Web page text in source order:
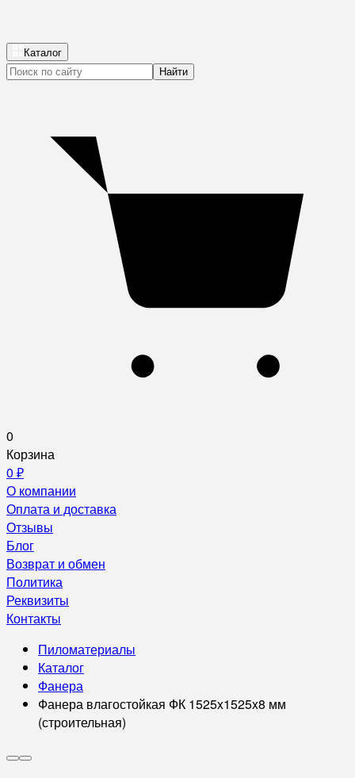
Каталог
Найти
0
Корзина
0 ₽
О компании
Оплата и доставка
Отзывы
Блог
Возврат и обмен
Политика
Реквизиты
Контакты
Пиломатериалы
Каталог
Фанера
Фанера влагостойкая ФК 1525x1525x8 мм
(строительная)